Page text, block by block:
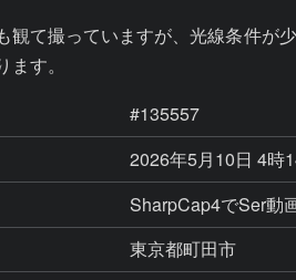
観て撮っていますが、光線条件が
す。
#135557
2026年5月10日 4時
SharpCap4でSer動
東京都町田市